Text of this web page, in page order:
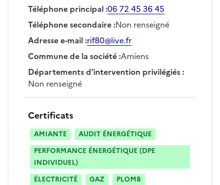
Téléphone principal:06 72 45 36 45
Téléphone secondaire:Non renseigné
Adresse e-mail:rif80@live.fr
Commune de la société:Amiens
Départements d’intervention privilégiés:
Non renseigné
Certificats
AMIANTE
AUDIT ÉNERGÉTIQUE
PERFORMANCE ÉNERGÉTIQUE (DPE
INDIVIDUEL)
ÉLECTRICITÉ
GAZ PLOMB